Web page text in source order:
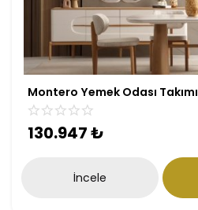
Montero Yemek Odası Takımı
130.947₺
İncele